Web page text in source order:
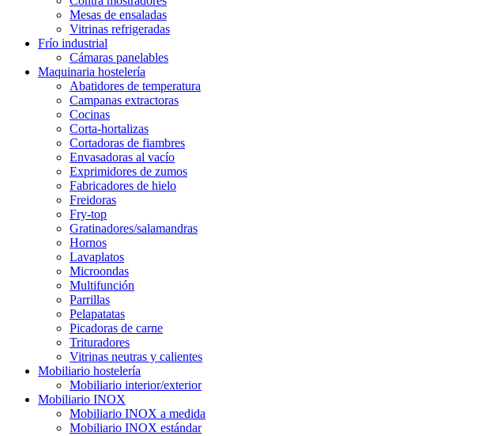
Mesas de ensaladas
Vitrinas refrigeradas
Frío industrial
Cámaras panelables
Maquinaria hostelería
Abatidores de temperatura
Campanas extractoras
Cocinas
Corta-hortalizas
Cortadoras de fiambres
Envasadoras al vacío
Exprimidores de zumos
Fabricadores de hielo
Freidoras
Fry-top
Gratinadores/salamandras
Hornos
Lavaplatos
Microondas
Multifunción
Parrillas
Pelapatatas
Picadoras de carne
Trituradores
Vitrinas neutras y calientes
Mobiliario hostelería
Mobiliario interior/exterior
Mobiliario INOX
Mobiliario INOX a medida
Mobiliario INOX estándar